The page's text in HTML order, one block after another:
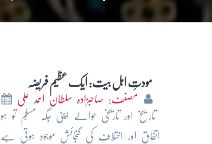
مودتِ اہل بیت: ایک عظیم فریضہ
مصنف: صاحبزادہ سلطان احمد علی
تاریخ اور تاریخی حوالے اپنی جگہ
اتفاق اور اختلاف کی گنجائش موجود